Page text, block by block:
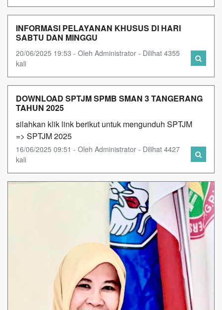
INFORMASI PELAYANAN KHUSUS DI HARI
SABTU DAN MINGGU
20/06/2025 19:53 - Oleh Administrator - Dilihat 4355
kali
DOWNLOAD SPTJM SPMB SMAN 3 TANGERANG
TAHUN 2025
silahkan klik link berikut untuk mengunduh SPTJM
=> SPTJM 2025
16/06/2025 09:51 - Oleh Administrator - Dilihat 4427
kali